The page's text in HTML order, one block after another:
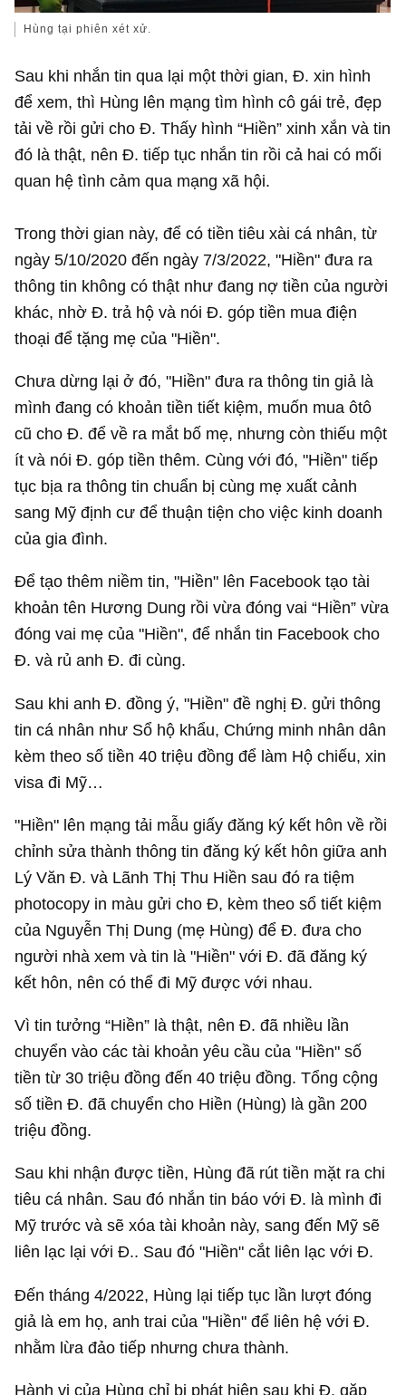
Hùng tại phiên xét xử.
Sau khi nhắn tin qua lại một thời gian, Đ. xin hình
để xem, thì Hùng lên mạng tìm hình cô gái trẻ, đẹp
tải về rồi gửi cho Đ. Thấy hình “Hiền” xinh xắn và tin
đó là thật, nên Đ. tiếp tục nhắn tin rồi cả hai có mối
quan hệ tình cảm qua mạng xã hội.
Trong thời gian này, để có tiền tiêu xài cá nhân, từ
ngày 5/10/2020 đến ngày 7/3/2022, "Hiền" đưa ra
thông tin không có thật như đang nợ tiền của người
khác, nhờ Đ. trả hộ và nói Đ. góp tiền mua điện
thoại để tặng mẹ của "Hiền".
Chưa dừng lại ở đó, "Hiền" đưa ra thông tin giả là
mình đang có khoản tiền tiết kiệm, muốn mua ôtô
cũ cho Đ. để về ra mắt bố mẹ, nhưng còn thiếu một
ít và nói Đ. góp tiền thêm. Cùng với đó, "Hiền" tiếp
tục bịa ra thông tin chuẩn bị cùng mẹ xuất cảnh
sang Mỹ định cư để thuận tiện cho việc kinh doanh
của gia đình.
Để tạo thêm niềm tin, "Hiền" lên Facebook tạo tài
khoản tên Hương Dung rồi vừa đóng vai “Hiền” vừa
đóng vai mẹ của "Hiền", để nhắn tin Facebook cho
Đ. và rủ anh Đ. đi cùng.
Sau khi anh Đ. đồng ý, "Hiền" đề nghị Đ. gửi thông
tin cá nhân như Sổ hộ khẩu, Chứng minh nhân dân
kèm theo số tiền 40 triệu đồng để làm Hộ chiếu, xin
visa đi Mỹ…
"Hiền" lên mạng tải mẫu giấy đăng ký kết hôn về rồi
chỉnh sửa thành thông tin đăng ký kết hôn giữa anh
Lý Văn Đ. và Lãnh Thị Thu Hiền sau đó ra tiệm
photocopy in màu gửi cho Đ, kèm theo sổ tiết kiệm
của Nguyễn Thị Dung (mẹ Hùng) để Đ. đưa cho
người nhà xem và tin là "Hiền" với Đ. đã đăng ký
kết hôn, nên có thể đi Mỹ được với nhau.
Vì tin tưởng “Hiền” là thật, nên Đ. đã nhiều lần
chuyển vào các tài khoản yêu cầu của "Hiền" số
tiền từ 30 triệu đồng đến 40 triệu đồng. Tổng cộng
số tiền Đ. đã chuyển cho Hiền (Hùng) là gần 200
triệu đồng.
Sau khi nhận được tiền, Hùng đã rút tiền mặt ra chi
tiêu cá nhân. Sau đó nhắn tin báo với Đ. là mình đi
Mỹ trước và sẽ xóa tài khoản này, sang đến Mỹ sẽ
liên lạc lại với Đ.. Sau đó "Hiền" cắt liên lạc với Đ.
Đến tháng 4/2022, Hùng lại tiếp tục lần lượt đóng
giả là em họ, anh trai của "Hiền" để liên hệ với Đ.
nhằm lừa đảo tiếp nhưng chưa thành.
Hành vi của Hùng chỉ bị phát hiện sau khi Đ. gặp